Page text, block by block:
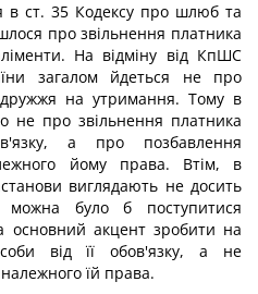
в ст. 35 Кодексу про шлюб та
про звільнення платника
На відміну від КпШС
загалом йдеться не про
на утримання. Тому в
не про звільнення платника
а про позбавлення
йому права. Втім, в
виглядають не досить
було б поступитися
основний акцент зробити на
від її обов'язку, а не
їй права.